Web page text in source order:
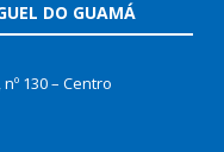
DO GUAMÁ
130 – Centro